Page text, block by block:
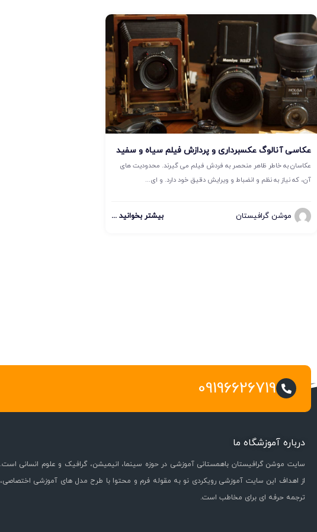
عکاسی آنالوگ عکسبرداری و پردازش فیلم سیاه و سفید
عکاسان به خاطر ظاهر منحصر به فردش فیلم می گیرند. محدودیت های
آن، که نیاز به نظم و انضباط و ویرایش دقیق خود دارد. و ای...
موشن گرافیستان بیشتر بخوانید ...
09196626719
درباره آموزشگاه ما
سایت موشن گرافیستان باهمستانی آموزشی در حوزه سینما، انیمیشن، گرافیک و علوم انسانی است.
از اهداف این سایت آموزشی رویکردی نو به مقوله فرم و محتوا با طرح مدل های آموزشی اختصاصی،
ترجمه حرفه ای برای مخاطب است.